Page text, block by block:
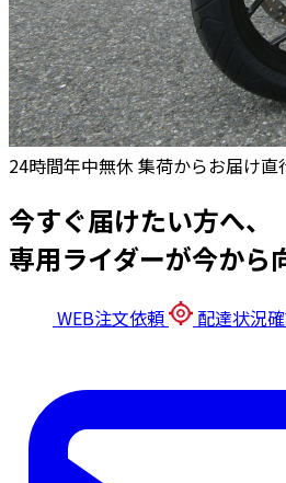
24時間年中無休 集荷からお届け直
今すぐ届けたい方へ、
専用ライダーが今から
WEB注文依頼 配達状況